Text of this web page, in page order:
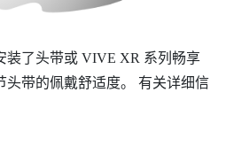
装了头带或 VIVE XR 系列畅享
带的佩戴舒适度。
有关详细信